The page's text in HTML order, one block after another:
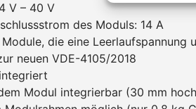
V – 40 V
des Moduls: 14 A
die eine Leerlaufspannung
neuen VDE-4105/2018
Modul integrierbar (30 mm